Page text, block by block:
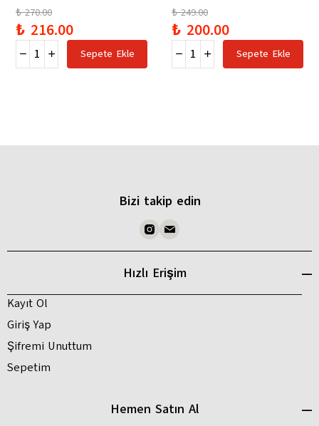
₺ 270.00
₺ 216.00
Sepete Ekle
₺ 249.00
₺ 200.00
Sepete Ekle
Bizi takip edin
Hızlı Erişim
Kayıt Ol
Giriş Yap
Şifremi Unuttum
Sepetim
Hemen Satın Al